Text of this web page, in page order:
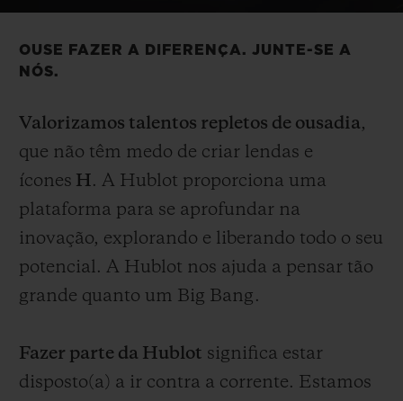
OUSE FAZER A DIFERENÇA. JUNTE-SE A
NÓS.
Valorizamos talentos repletos de ousadia,
que não têm medo de criar lendas e
ícones H. A Hublot proporciona uma
plataforma para se aprofundar na
inovação, explorando e liberando todo o seu
potencial. A Hublot nos ajuda a pensar tão
grande quanto um Big Bang.
Fazer parte da Hublot significa estar
disposto(a) a ir contra a corrente. Estamos